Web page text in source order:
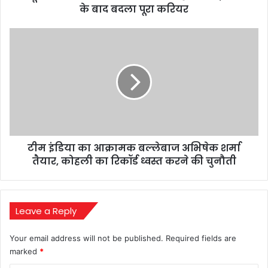
के बाद बदला पूरा करियर
कोहली
करने
चुनौती
टीम इंडिया का आक्रामक बल्लेबाज अभिषेक शर्मा
तैयार, कोहली का रिकॉर्ड ध्वस्त करने की चुनौती
Leave a Reply
Your email address will not be published. Required fields are
marked *